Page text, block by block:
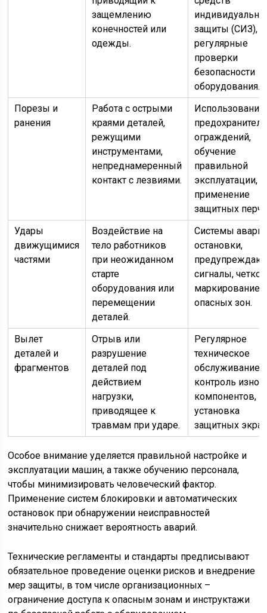
защемлению
конечностей или
одежды.
защиты (СИЗ),
регулярные
проверки
безопасности
оборудования.
Порезы и
ранения
Работа с острыми
краями деталей,
режущими
инструментами,
непреднамеренный
контакт с лезвиями.
Использование
ограждений,
обучение
правильной
эксплуатации,
применение
защитных
Удары
движущимися
частями
Воздействие на
тело работников
при неожиданном
старте
оборудования или
перемещении
деталей.
Системы
остановки,
сигналы, четкое
маркирование
опасных зон.
Вылет
деталей и
фрагментов
Отрыв или
разрушение
деталей под
действием
нагрузки,
приводящее к
травмам при ударе.
Регулярное
техническое
обслуживание,
контроль
компонентов,
установка
защитных
Особое внимание уделяется правильной настройке и
эксплуатации машин, а также обучению персонала,
чтобы минимизировать человеческий фактор.
Применение систем блокировки и автоматических
остановок при обнаружении неисправностей
значительно снижает вероятность аварий.
Технические регламенты и стандарты предписывают
обязательное проведение оценки рисков и внедрение
мер защиты, в том числе организационных –
ограничение доступа к опасным зонам и инструктажи